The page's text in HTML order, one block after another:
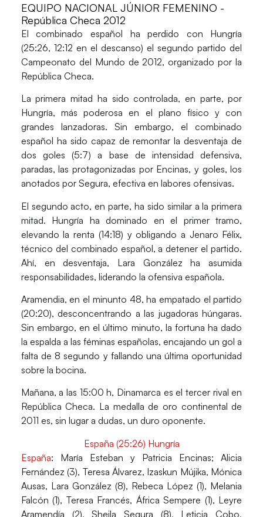
EQUIPO NACIONAL JÚNIOR FEMENINO -
República Checa 2012
El combinado español ha perdido con Hungría
(25:26, 12:12 en el descanso) el segundo partido del
Campeonato del Mundo de 2012, organizado por la
República Checa.
La primera mitad ha sido controlada, en parte, por
Hungría, más poderosa en el plano físico y con
grandes lanzadoras. Sin embargo, el combinado
español ha sido capaz de remontar la desventaja de
dos goles (5:7) a base de intensidad defensiva,
paradas, las protagonizadas por Encinas, y goles, los
anotados por Segura, efectiva en labores ofensivas.
El segundo acto, en parte, ha sido similar a la primera
mitad. Hungría ha dominado en el primer tramo,
elevando la renta (14:18) y obligando a Jenaro Félix,
técnico del combinado español, a detener el partido.
Ahí, en desventaja, Lara González ha asumida
responsabilidades, liderando la ofensiva española.
Aramendia, en el minunto 48, ha empatado el partido
(20:20), desconcentrando a las jugadoras húngaras.
Sin embargo, en el último minuto, la fortuna ha dado
la espalda a las féminas españolas, encajando un gol a
falta de 8 segundo y fallando una última oportunidad
sobre la bocina.
Mañana, a las 15:00 h, Dinamarca es el tercer rival en
República Checa. La medalla de oro continental de
2011 es, sin lugar a dudas, un duro oponente.
España (25:26) Hungría
España: María Esteban y Patricia Encinas; Alicia
Fernández (3), Teresa Álvarez, Izaskun Mújika, Mónica
Ausas, Lara González (8), Rebeca López (1), Melania
Falcón (1), Teresa Francés, África Sempere (1), Leyre
Aramendía (2), Sheila Segura (8), Leticia Cobo,